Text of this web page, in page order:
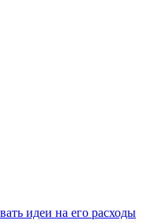
идеи на его расходы